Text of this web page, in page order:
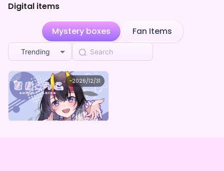
Digital items
Mystery boxes Fan Items
Trending
~2026/12/31
翠音ちこ
翠音ちこ デジタルBOX（全5種）
Lowest price
¥1,000 Purchase Here